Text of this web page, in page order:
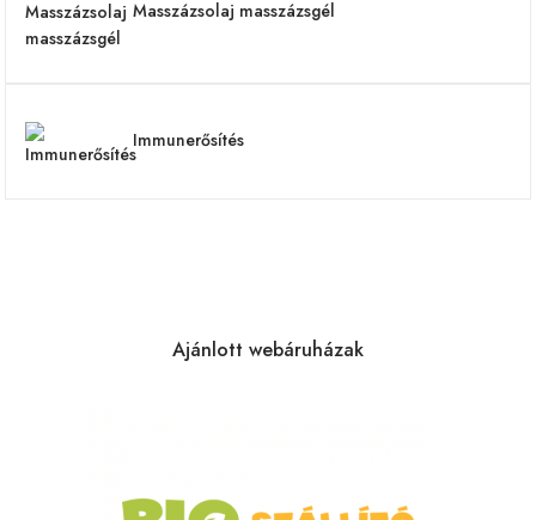
Masszázsolaj masszázsgél
Immunerősítés
Ajánlott webáruházak